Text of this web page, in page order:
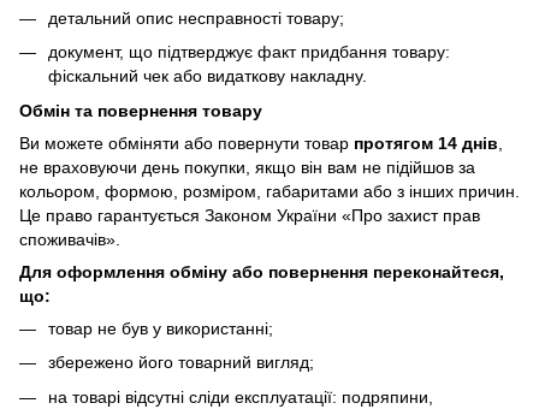
детальний опис несправності товару;
документ, що підтверджує факт придбання товару:
фіскальний чек або видаткову накладну.
Обмін та повернення товару
Ви можете обміняти або повернути товар протягом 14 днів
не враховуючи день покупки, якщо він вам не підійшов за
кольором, формою, розміром, габаритами або з інших причин.
Це право гарантується Законом України «Про захист прав
споживачів».
Для оформлення обміну або повернення переконайтеся,
що:
товар не був у використанні;
збережено його товарний вигляд;
на товарі відсутні сліди експлуатації: подряпини,